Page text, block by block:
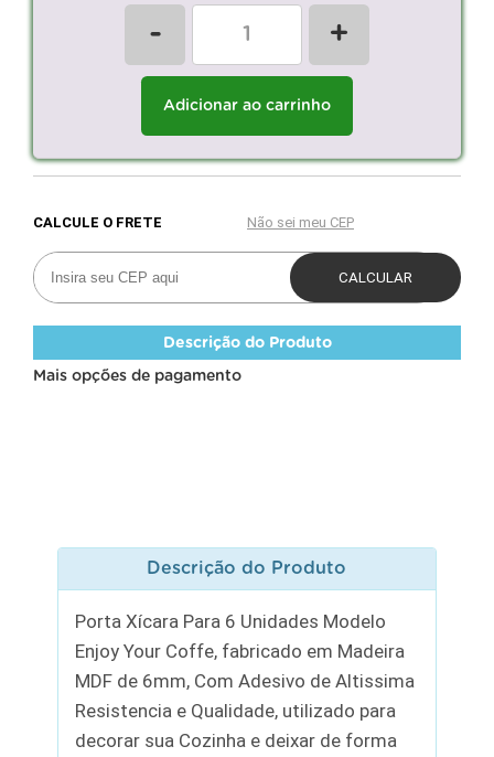
- +
Adicionar ao carrinho
Descrição do Produto
Mais opções de pagamento
Descrição do Produto
Porta Xícara Para 6 Unidades Modelo
Enjoy Your Coffe, fabricado em Madeira
MDF de 6mm, Com Adesivo de Altissima
Resistencia e Qualidade, utilizado para
decorar sua Cozinha e deixar de forma